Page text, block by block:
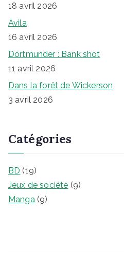
18 avril 2026
Avila
16 avril 2026
Dortmunder : Bank shot
11 avril 2026
Dans la forêt de Wickerson
3 avril 2026
Catégories
BD (19)
Jeux de société (9)
Manga (9)